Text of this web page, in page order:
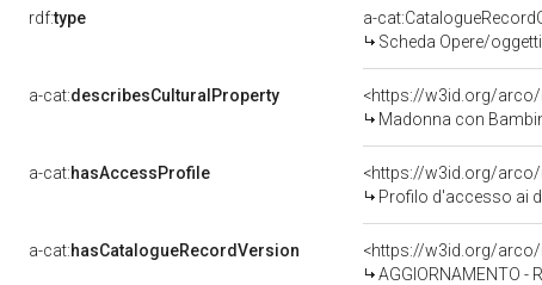
rdf:type
a-
Scheda Opere/
a-cat:describesCulturalProperty
<https://w3id.org/
Madonna con
a-cat:hasAccessProfile
<https://w3id.org/
Profilo d'accesso ai
a-cat:hasCatalogueRecordVersion
<https://w3id.org/
AGGIORNAMENTO -